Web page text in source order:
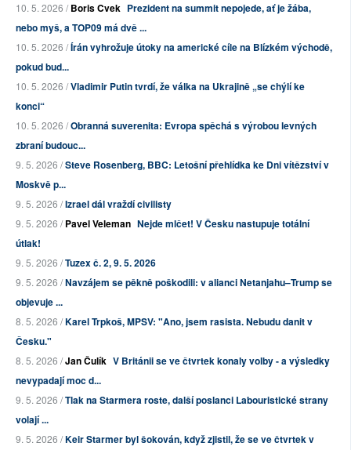
10. 5. 2026 /Boris Cvek Prezident na summit nepojede, ať je žába,
nebo myš, a TOP09 má dvě ...
10. 5. 2026 /Írán vyhrožuje útoky na americké cíle na Blízkém východě,
pokud bud...
10. 5. 2026 /Vladimir Putin tvrdí, že válka na Ukrajině „se chýlí ke
konci“
10. 5. 2026 /Obranná suverenita: Evropa spěchá s výrobou levných
zbraní budouc...
9. 5. 2026 /Steve Rosenberg, BBC: Letošní přehlídka ke Dni vítězství v
Moskvě p...
9. 5. 2026 /Izrael dál vraždí civilisty
9. 5. 2026 /Pavel Veleman Nejde mlčet! V Česku nastupuje totální
útlak!
9. 5. 2026 /Tuzex č. 2, 9. 5. 2026
9. 5. 2026 /Navzájem se pěkně poškodili: v alianci Netanjahu–Trump se
objevuje ...
8. 5. 2026 /Karel Trpkoš, MPSV: "Ano, jsem rasista. Nebudu danit v
Česku."
8. 5. 2026 /Jan Čulík V Británii se ve čtvrtek konaly volby - a výsledky
nevypadají moc d...
9. 5. 2026 /Tlak na Starmera roste, další poslanci Labouristické strany
volají ...
9. 5. 2026 /Keir Starmer byl šokován, když zjistil, že se ve čtvrtek v